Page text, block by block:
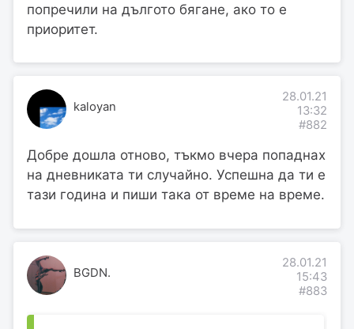
попречили на дългото бягане, ако то е
приоритет.
kaloyan
28.01.21
13:32
#882
Добре дошла отново, тъкмо вчера попаднах
на дневниката ти случайно. Успешна да ти е
тази година и пиши така от време на време.
BGDN.
28.01.21
15:43
#883